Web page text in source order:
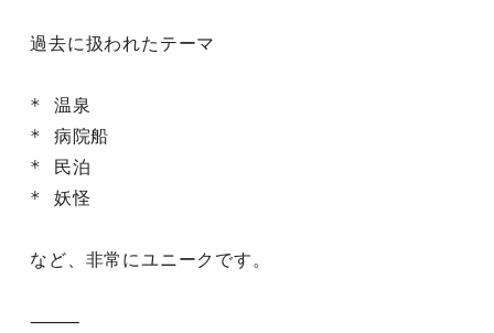
過去に扱われたテーマ
* 温泉
* 病院船
* 民泊
* 妖怪
など、非常にユニークです。
⸻